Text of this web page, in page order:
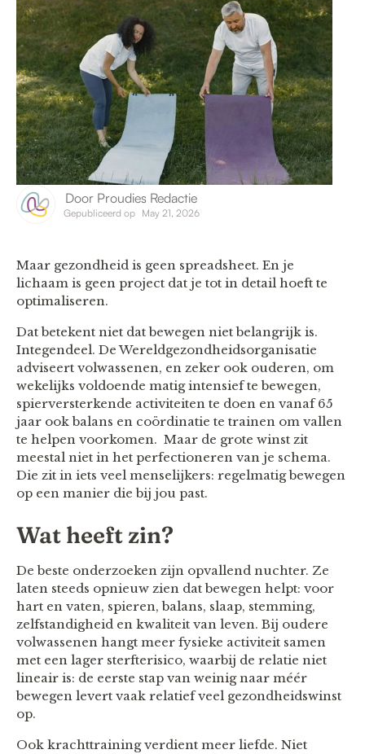
Door Proudies Redactie
Gepubliceerd op May 21, 2026
Maar gezondheid is geen spreadsheet. En je
lichaam is geen project dat je tot in detail hoeft te
optimaliseren.
Dat betekent niet dat bewegen niet belangrijk is.
Integendeel. De Wereldgezondheidsorganisatie
adviseert volwassenen, en zeker ook ouderen, om
wekelijks voldoende matig intensief te bewegen,
spierversterkende activiteiten te doen en vanaf 65
jaar ook balans en coördinatie te trainen om vallen
te helpen voorkomen. Maar de grote winst zit
meestal niet in het perfectioneren van je schema.
Die zit in iets veel menselijkers: regelmatig bewegen
op een manier die bij jou past.
Wat heeft zin?
De beste onderzoeken zijn opvallend nuchter. Ze
laten steeds opnieuw zien dat bewegen helpt: voor
hart en vaten, spieren, balans, slaap, stemming,
zelfstandigheid en kwaliteit van leven. Bij oudere
volwassenen hangt meer fysieke activiteit samen
met een lager sterfterisico, waarbij de relatie niet
lineair is: de eerste stap van weinig naar méér
bewegen levert vaak relatief veel gezondheidswinst
op.
Ook krachttraining verdient meer liefde. Niet